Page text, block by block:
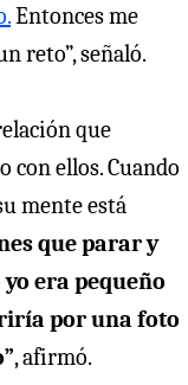
Entonces me
reto”, señaló.
que
con ellos. Cuando
mente está
que parar y
era pequeño
por una foto
, afirmó.